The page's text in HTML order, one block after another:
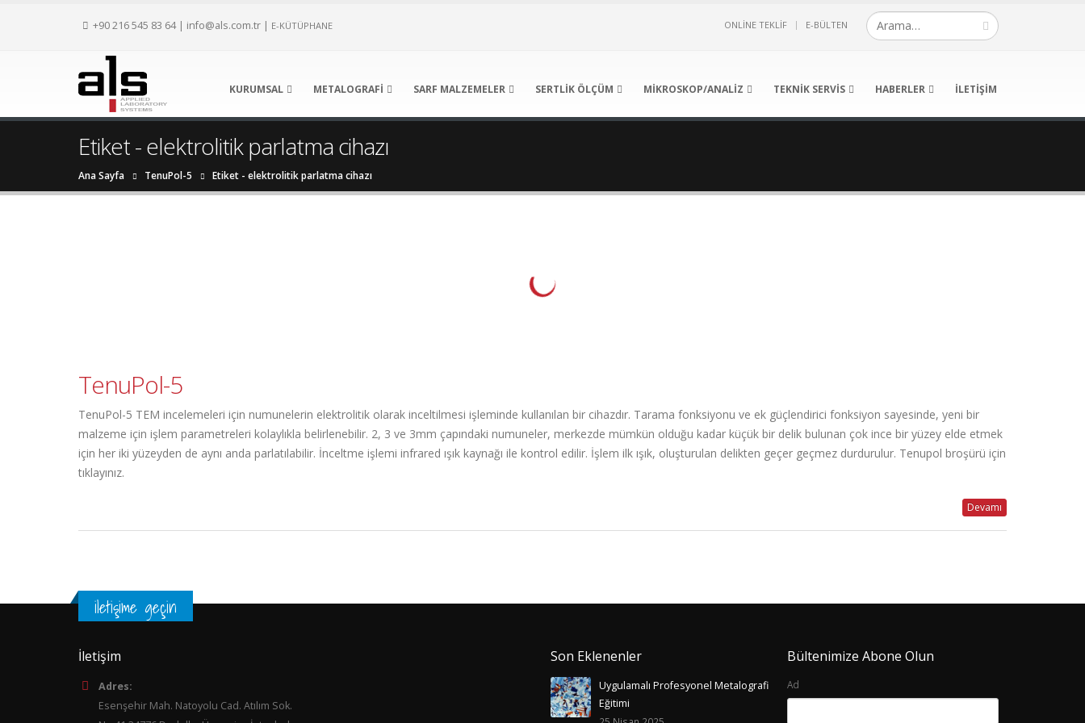
+90 216 545 83 64| info@als.com.tr | E-KÜTÜPHANE ONLINE TEKLIF E-BÜLTEN
KURUMSAL METALOGRAFI SARF MALZEMELER SERTLIK ÖLÇÜM MIKROSKOP/ANALIZ TEKNIK SERVIS HABERLER İLETIŞIM
Etiket - elektrolitik parlatma cihazı
Ana Sayfa TenuPol-5 Etiket - elektrolitik parlatma cihazı
TenuPol-5
TenuPol-5 TEM incelemeleri için numunelerin elektrolitik olarak inceltilmesi işleminde kullanılan bir cihazdır. Tarama fonksiyonu ve ek güçlendirici fonksiyon sayesinde, yeni bir
malzeme için işlem parametreleri kolaylıkla belirlenebilir. 2, 3 ve 3mm çapındaki numuneler, merkezde mümkün olduğu kadar küçük bir delik bulunan çok ince bir yüzey elde etmek
için her iki yüzeyden de aynı anda parlatılabilir. İnceltme işlemi infrared ışık kaynağı ile kontrol edilir. İşlem ilk ışık, oluşturulan delikten geçer geçmez durdurulur. Tenupol broşürü için
tıklayınız.
Devamı
iletişime geçin
İletişim
Adres:
Esenşehir Mah. Natoyolu Cad. Atılım Sok.
Son Eklenenler
Uygulamalı Profesyonel Metalografi
Eğitimi
Free Webinar! 12 November, 12:00 (AST) /
MATERIALOGRAPHIC PREPARATION: 10
Bültenimize Abone Olun
Ad